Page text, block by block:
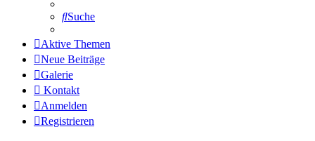
Suche
Aktive Themen
Neue Beiträge
Galerie
Kontakt
Anmelden
Registrieren